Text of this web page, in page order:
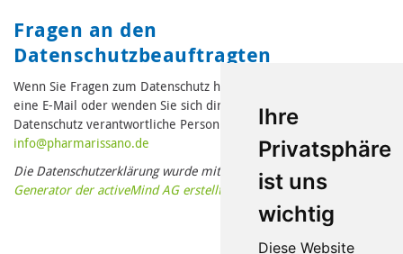
Ihre
Privatsphäre
ist uns
wichtig
Diese Website
Fragen an den
Datenschutzbeauftragten
Wenn Sie Fragen zum Datenschutz haben, schreiben Sie uns bitte
eine E-Mail oder wenden Sie sich direkt an die für den
Datenschutz verantwortliche Person in unserer Organisation:
info@pharmarissano.de
Die Datenschutzerklärung wurde mit dem
Datenschutzerklärungs-
Generator der activeMind AG erstellt